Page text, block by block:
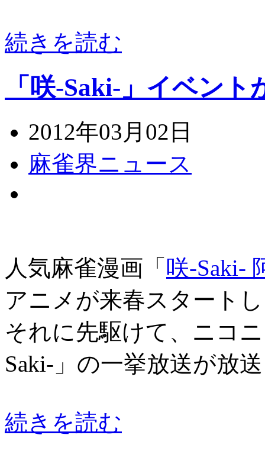
続きを読む
「咲-Saki-」イベン
2012年03月02日
麻雀界ニュース
人気麻雀漫画「 咲-Saki-
アニメが来春スタート
それに先駆けて、ニコ
Saki-」の一挙放送が放
続きを読む